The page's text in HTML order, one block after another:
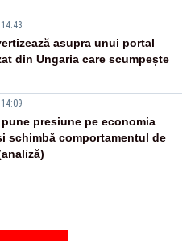
asupra unui portal
din Ungaria care scumpește
presiune pe economia
schimbă comportamentul de